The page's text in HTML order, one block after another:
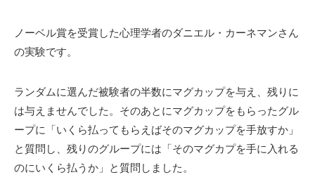
ノーベル賞を受賞した心理学者のダニエル・カーネマンさん
の実験です。
ランダムに選んだ被験者の半数にマグカップを与え、残りに
は与えませんでした。そのあとにマグカップをもらったグル
ープに「いくら払ってもらえばそのマグカップを手放すか」
と質問し、残りのグループには「そのマグカプを手に入れる
のにいくら払うか」と質問しました。